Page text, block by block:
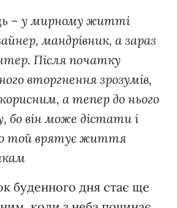
– у мирному житті
мандрівник, а зараз
Після початку
вторгнення зрозумів,
а тепер до нього
бо він може дістати і
той врятує життя
буденного дня стає ще